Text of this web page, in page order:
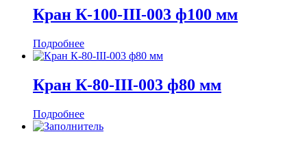
Кран К-100-III-003 ф100 мм
Подробнее
Кран К-80-III-003 ф80 мм
Подробнее